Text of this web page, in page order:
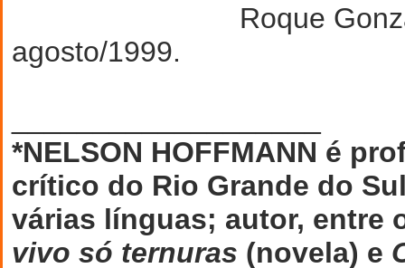
Roque
agosto/1999.
*NELSON HOFFMANN é
crítico do Rio Grande do
várias línguas; autor, entre
vivo só ternuras (novela) e